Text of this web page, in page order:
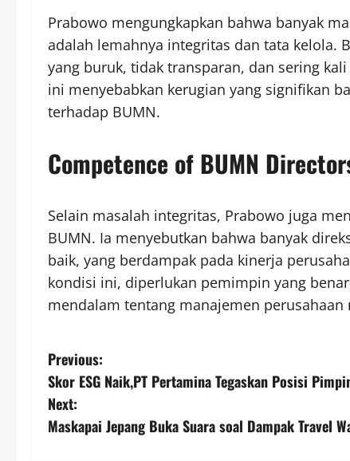
Prabowo mengungkapkan bahwa banyak
adalah lemahnya integritas dan tata kelola.
yang buruk, tidak transparan, dan sering
ini menyebabkan kerugian yang signifikan
terhadap BUMN.
Competence of BUMN
Selain masalah integritas, Prabowo juga
BUMN. Ia menyebutkan bahwa banyak
baik, yang berdampak pada kinerja
kondisi ini, diperlukan pemimpin yang
mendalam tentang manajemen perusahaan
P
o
s
Previous:
Skor ESG Naik,PT Pertamina Tegaskan Posisi
Next:
Maskapai Jepang Buka Suara soal Dampak Travel